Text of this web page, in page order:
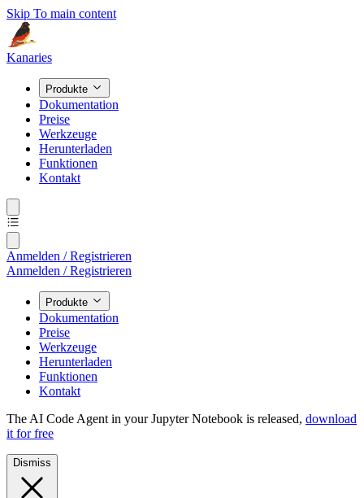
Skip To main content
Kanaries
Produkte
Dokumentation
Preise
Werkzeuge
Herunterladen
Funktionen
Kontakt
Anmelden / Registrieren
Anmelden / Registrieren
Produkte
Dokumentation
Preise
Werkzeuge
Herunterladen
Funktionen
Kontakt
The AI Code Agent in your Jupyter Notebook is released, download
it for free
Dismiss